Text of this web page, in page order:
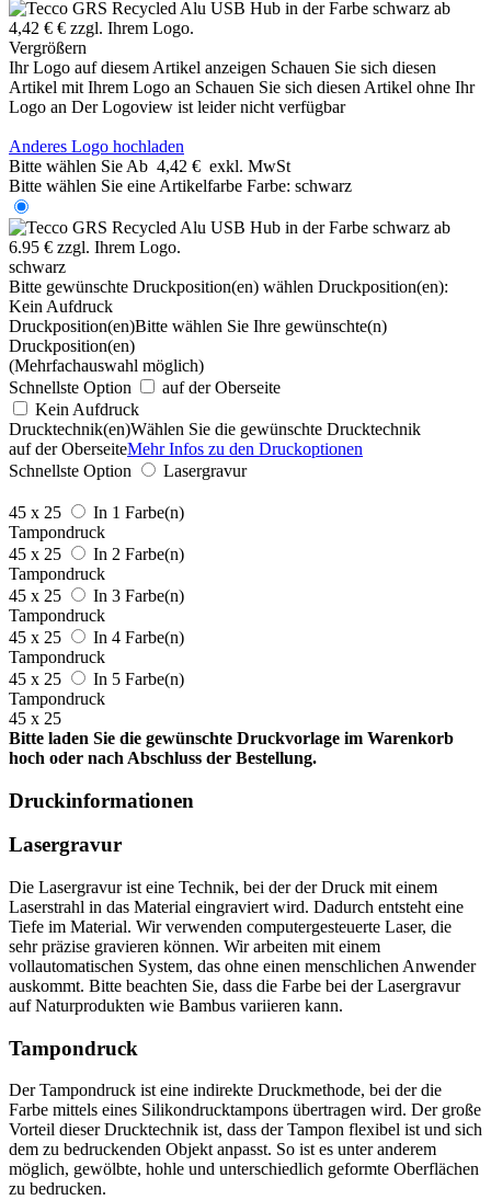
Vergrößern
Ihr Logo auf diesem Artikel anzeigen Schauen Sie sich diesen
Artikel mit Ihrem Logo an Schauen Sie sich diesen Artikel ohne Ihr
Logo an Der Logoview ist leider nicht verfügbar
Anderes Logo hochladen
Bitte wählen Sie Ab 4,42 € exkl. MwSt
Bitte wählen Sie eine Artikelfarbe Farbe: schwarz
schwarz
Bitte gewünschte Druckposition(en) wählen Druckposition(en):
Kein Aufdruck
Druckposition(en)Bitte wählen Sie Ihre gewünschte(n)
Druckposition(en)
(Mehrfachauswahl möglich)
Schnellste Option
auf der Oberseite
Kein Aufdruck
Drucktechnik(en)Wählen Sie die gewünschte Drucktechnik
auf der OberseiteMehr Infos zu den Druckoptionen
Schnellste Option
Lasergravur
45 x 25
In 1 Farbe(n)
Tampondruck
45 x 25
In 2 Farbe(n)
Tampondruck
45 x 25
In 3 Farbe(n)
Tampondruck
45 x 25
In 4 Farbe(n)
Tampondruck
45 x 25
In 5 Farbe(n)
Tampondruck
45 x 25
Bitte laden Sie die gewünschte Druckvorlage im Warenkorb
hoch oder nach Abschluss der Bestellung.
Druckinformationen
Lasergravur
Die Lasergravur ist eine Technik, bei der der Druck mit einem
Laserstrahl in das Material eingraviert wird. Dadurch entsteht eine
Tiefe im Material. Wir verwenden computergesteuerte Laser, die
sehr präzise gravieren können. Wir arbeiten mit einem
vollautomatischen System, das ohne einen menschlichen Anwender
auskommt. Bitte beachten Sie, dass die Farbe bei der Lasergravur
auf Naturprodukten wie Bambus variieren kann.
Tampondruck
Der Tampondruck ist eine indirekte Druckmethode, bei der die
Farbe mittels eines Silikondrucktampons übertragen wird. Der große
Vorteil dieser Drucktechnik ist, dass der Tampon flexibel ist und sich
dem zu bedruckenden Objekt anpasst. So ist es unter anderem
möglich, gewölbte, hohle und unterschiedlich geformte Oberflächen
zu bedrucken.